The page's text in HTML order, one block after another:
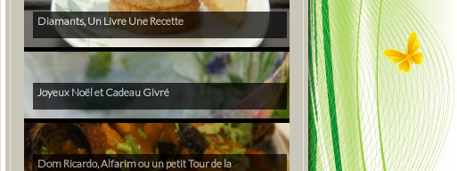
Diamants, Un Livre Une Recette
Joyeux Noël et Cadeau Givré
Dom Ricardo, Alfarim ou un petit Tour de la